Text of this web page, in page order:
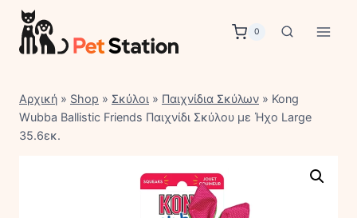
Skip
content
0
Αρχική » Shop » Σκύλοι » Παιχνίδια Σκύλων » Kong
Wubba Ballistic Friends Παιχνίδι Σκύλου με Ήχο Large
35.6εκ.